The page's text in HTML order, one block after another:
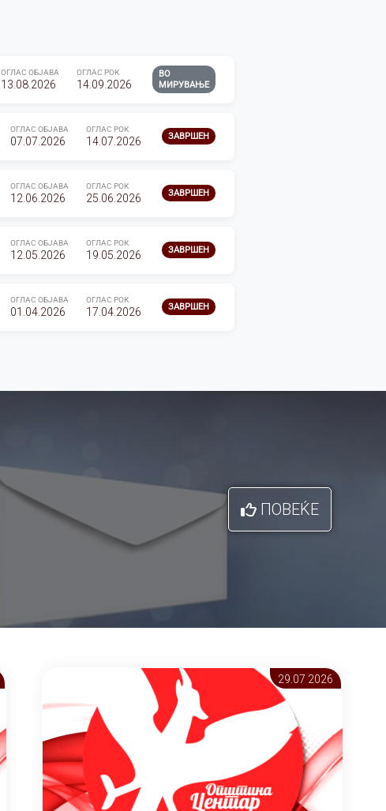
ОГЛАС ОБЈАВА
13.08.2026
ОГЛАС РОК
14.09.2026
ВО
МИРУВАЊЕ
ОГЛАС ОБЈАВА
07.07.2026
ОГЛАС РОК
14.07.2026 ЗАВРШЕН
ОГЛАС ОБЈАВА
12.06.2026
ОГЛАС РОК
25.06.2026 ЗАВРШЕН
ОГЛАС ОБЈАВА
12.05.2026
ОГЛАС РОК
19.05.2026 ЗАВРШЕН
ОГЛАС ОБЈАВА
01.04.2026
ОГЛАС РОК
17.04.2026 ЗАВРШЕН
ПОВЕЌЕ
29.07 2026